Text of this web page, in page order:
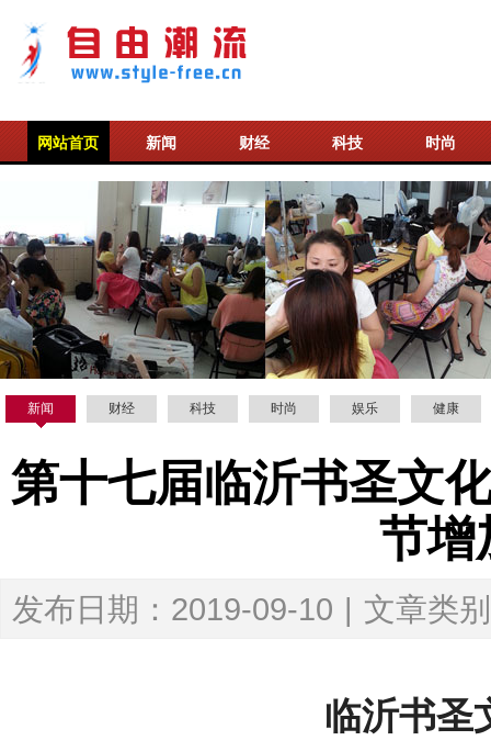
网站首页 新闻 财经 科技 时尚
新闻 财经 科技 时尚 娱乐 健康
第十七届临沂书圣文
节增
发布日期：2019-09-10 | 文章类
临沂书圣